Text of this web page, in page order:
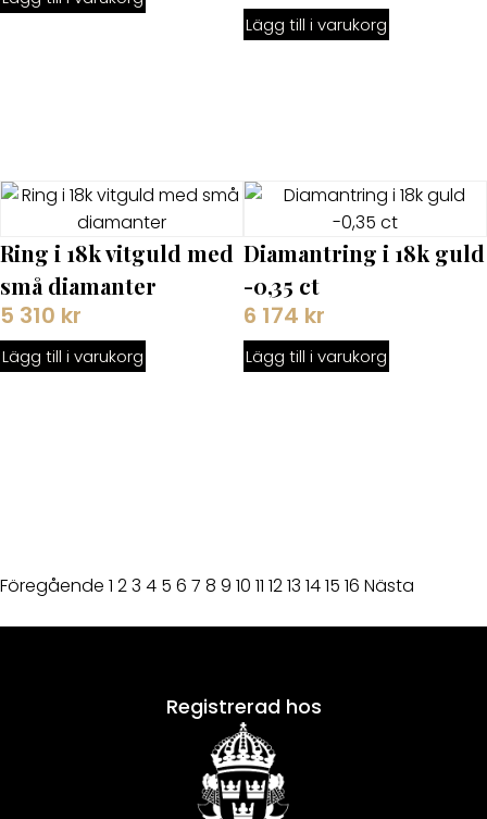
Lägg till i varukorg
Ring i 18k vitguld med
små diamanter
5 310 kr
Lägg till i varukorg
Diamantring i 18k guld
-0,35 ct
6 174 kr
Lägg till i varukorg
Föregående 1 23 4 5 6 7 8 9 10 11 1213 1415 16 Nästa
Registrerad hos